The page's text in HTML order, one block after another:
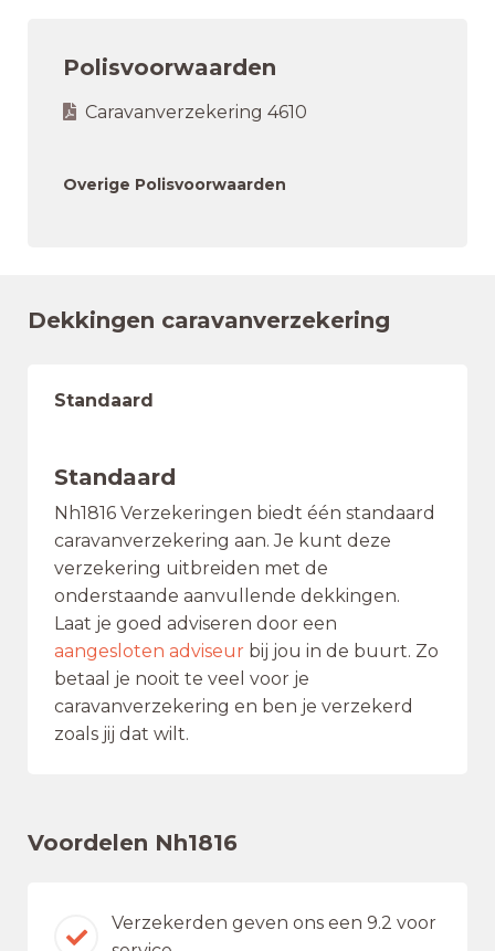
Polisvoorwaarden
Caravanverzekering 4610
Overige Polisvoorwaarden
Dekkingen caravanverzekering
Standaard
Standaard
Nh1816 Verzekeringen biedt één standaard
caravanverzekering aan. Je kunt deze
verzekering uitbreiden met de
onderstaande aanvullende dekkingen.
Laat je goed adviseren door een
aangesloten adviseur bij jou in de buurt. Zo
betaal je nooit te veel voor je
caravanverzekering en ben je verzekerd
zoals jij dat wilt.
Voordelen Nh1816
Verzekerden geven ons een 9.2 voor